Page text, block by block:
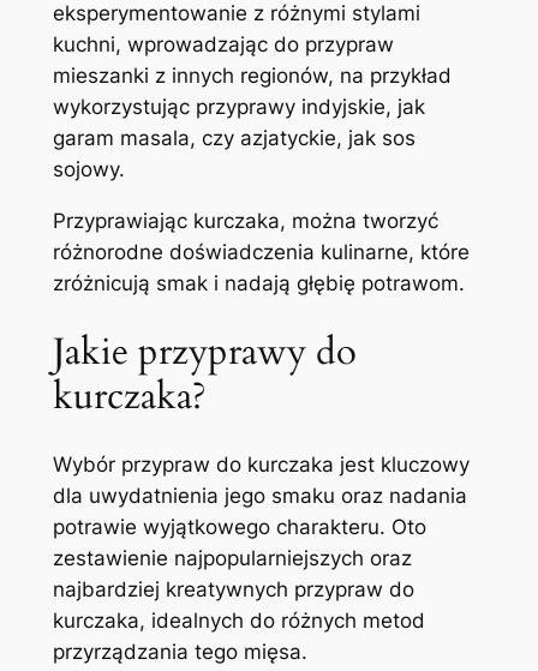
eksperymentowanie z różnymi stylami
kuchni, wprowadzając do przypraw
mieszanki z innych regionów, na przykład
wykorzystując przyprawy indyjskie, jak
garam masala, czy azjatyckie, jak sos
sojowy.
Przyprawiając kurczaka, można tworzyć
różnorodne doświadczenia kulinarne, które
zróżnicują smak i nadają głębię potrawom.
Jakie przyprawy do
kurczaka?
Wybór przypraw do kurczaka jest kluczowy
dla uwydatnienia jego smaku oraz nadania
potrawie wyjątkowego charakteru. Oto
zestawienie najpopularniejszych oraz
najbardziej kreatywnych przypraw do
kurczaka, idealnych do różnych metod
przyrządzania tego mięsa.